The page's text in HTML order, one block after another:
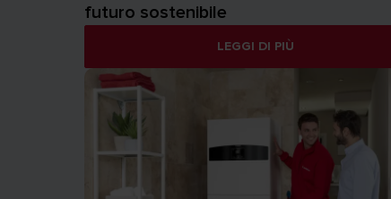
futuro sostenibile
LEGGI DI PIÙ